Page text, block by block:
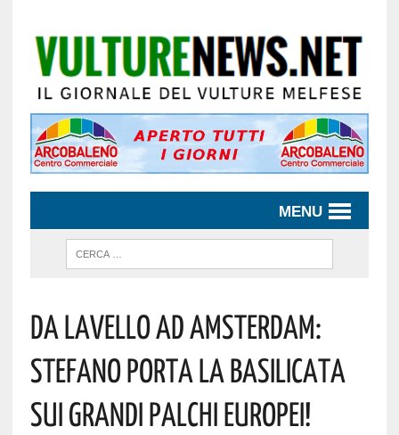
MENU
Da Lavello Ad Amsterdam:
Stefano Porta La Basilicata
Sui Grandi Palchi Europei!